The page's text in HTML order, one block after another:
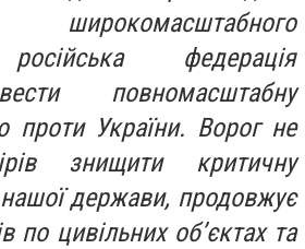
широкомасштабного
федерація
повномасштабну
проти України. Ворог не
знищити критичну
нашої держави, продовжує
по цивільних об’єктах та